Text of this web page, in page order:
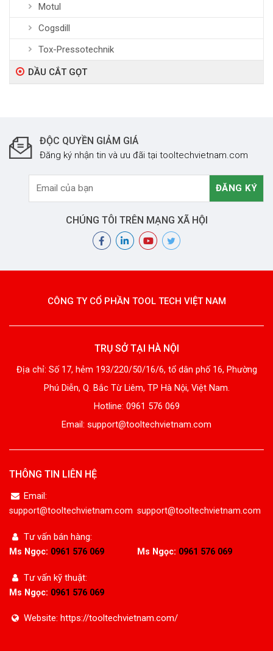
Motul
Cogsdill
Tox-Pressotechnik
DẦU CẮT GỌT
ĐỘC QUYỀN GIẢM GIÁ
Đăng ký nhận tin và ưu đãi tại tooltechvietnam.com
CHÚNG TÔI TRÊN MẠNG XÃ HỘI
CÔNG TY CỔ PHẦN TOOL TECH VIỆT NAM
TRỤ SỞ TẠI HÀ NỘI
Địa chỉ: Số 17, hẻm 193/220/50/16/6, tổ dân phố 16, Phường
Phú Diễn, Q. Bắc Từ Liêm, TP Hà Nội, Việt Nam.
Hotline: 0961 576 069
Email: support@tooltechvietnam.com
THÔNG TIN LIÊN HỆ
Email:
support@tooltechvietnam.com support@tooltechvietnam.com
Tư vấn bán hàng:
Ms Ngọc: 0961 576 069 Ms Ngọc: 0961 576 069
Tư vấn kỹ thuật:
Ms Ngọc: 0961 576 069
Website: https://tooltechvietnam.com/